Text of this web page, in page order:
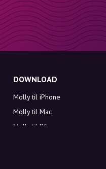
DOWNLOAD
Molly til iPhone
Molly til Mac
Molly til PC